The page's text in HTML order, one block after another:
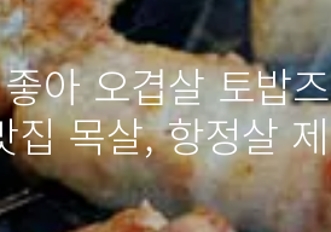
아 오겹살 토밥
목살, 항정살